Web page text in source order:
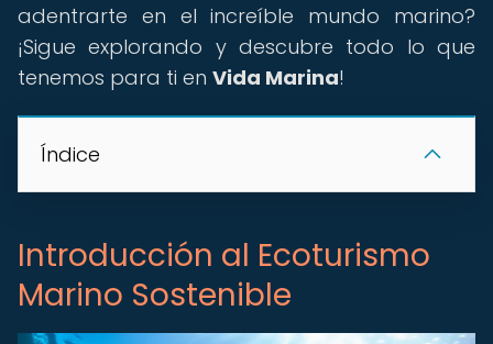
adentrarte en el increíble mundo marino?
¡Sigue explorando y descubre todo lo que
tenemos para ti en Vida Marina!
Índice
Introducción al Ecoturismo
Marino Sostenible